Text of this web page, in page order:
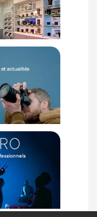
d'image VC propre à
vibrations pour délivrer
vous assurant des
Couplé à
avec une rapidité
vos pistes sonores
La réduction du
conférant un
à vos plans.
l'optique conserve un
une longueur de 121,3
sur de longues
aisée sur
au point minimale
pouvez plonger au c?
macro saisissantes.
à un revêtement
vous permet
lors de vos